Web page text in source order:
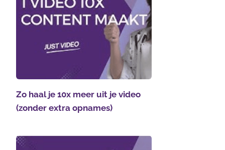
Zo haal je 10x meer uit je video
(zonder extra opnames)